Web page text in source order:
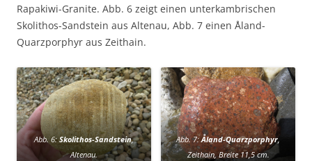
Rapakiwi-Granite. Abb. 6 zeigt einen unterkambrischen
Skolithos-Sandstein aus Altenau, Abb. 7 einen Åland-
Quarzporphyr aus Zeithain.
Abb. 6:Skolithos-Sandstein,
Altenau.
Abb. 7:Åland-Quarzporphyr,
Zeithain, Breite 11,5 cm.